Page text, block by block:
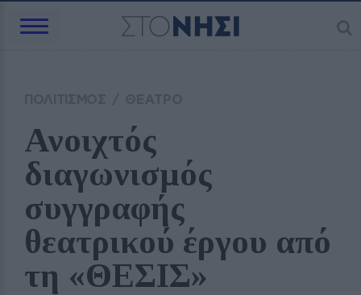
Ανοιχτός
διαγωνισμός
συγγραφής
θεατρικού έργου από
τη «ΘΕΣΙΣ»